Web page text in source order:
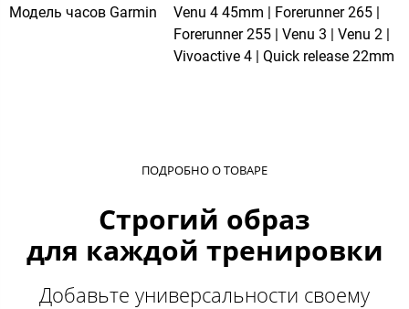
Модель часов Garmin
Venu 4 45mm | Forerunner 265 |
Forerunner 255 | Venu 3 | Venu 2 |
Vivoactive 4 | Quick release 22mm
ПОДРОБНО О ТОВАРЕ
Строгий образ
для каждой тренировки
Добавьте универсальности своему